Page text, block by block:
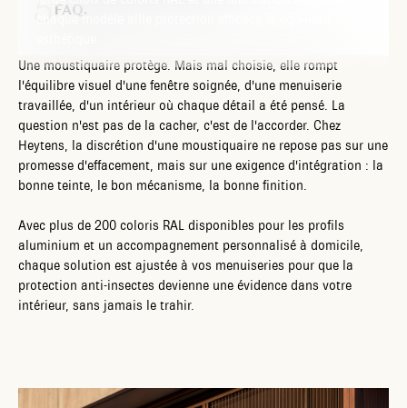
chaque modèle allie protection efficace et équilibre
FAQ.
Une moustiquaire protège. Mais mal choisie, elle rompt
l'équilibre visuel d'une fenêtre soignée, d'une menuiserie
travaillée, d'un intérieur où chaque détail a été pensé. La
question n'est pas de la cacher, c'est de l'accorder. Chez
Heytens, la discrétion d'une moustiquaire ne repose pas sur une
promesse d'effacement, mais sur une exigence d'intégration : la
bonne teinte, le bon mécanisme, la bonne finition.
Avec plus de 200 coloris RAL disponibles pour les profils
aluminium et un accompagnement personnalisé à domicile,
chaque solution est ajustée à vos menuiseries pour que la
protection anti-insectes devienne une évidence dans votre
intérieur, sans jamais le trahir.